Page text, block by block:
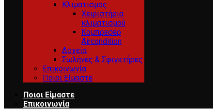
Κλιματισμος
Χειριστήρια
κλιματισμού
Κομπρεσέρ
Aircondition
Δοχεία
Σωλήνες & Σφιγκτήρες
Επικοινωνία
Ποιοι Είμαστε
Ποιοι Είμαστε
Επικοινωνία